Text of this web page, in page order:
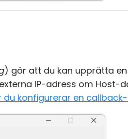
) gör att du kan upprätta en
IP-adress om Host-
du konfigurerar en